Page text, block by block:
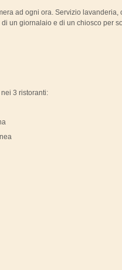
ad ogni ora. Servizio
un giornalaio e di un chiosco per
3 ristoranti: